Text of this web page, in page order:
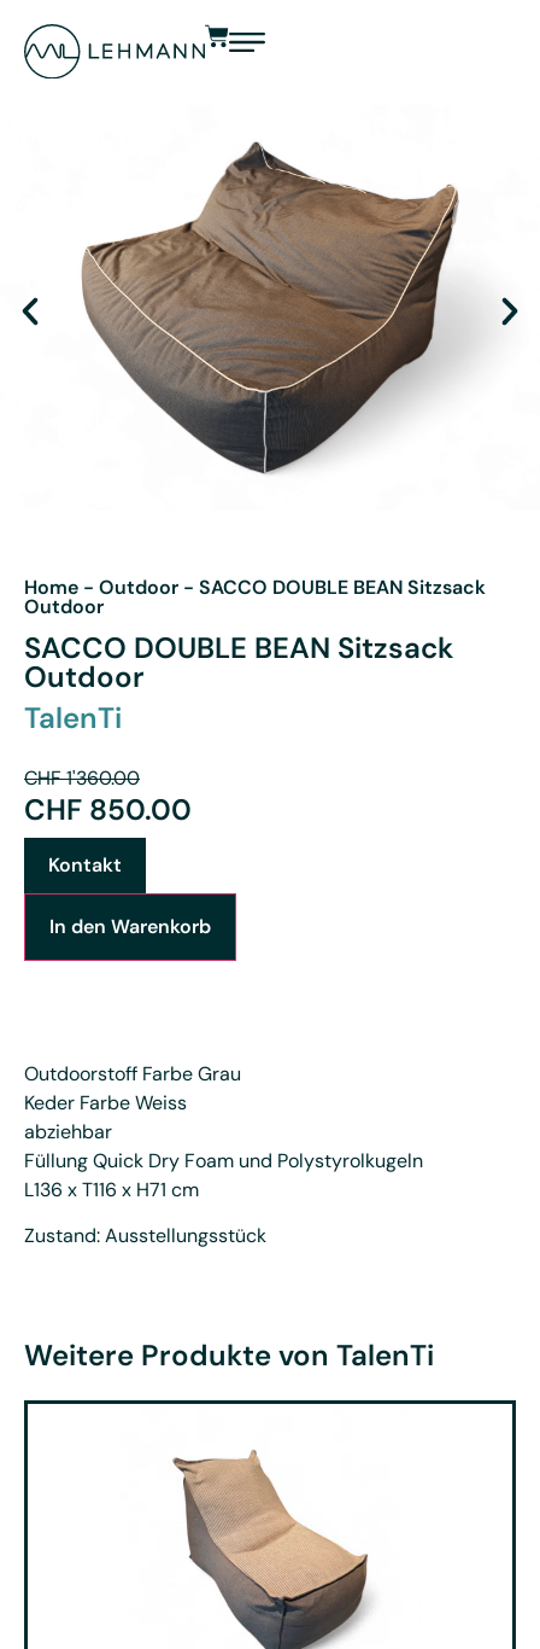
Home - Outdoor - SACCO DOUBLE BEAN Sitzsack
Outdoor
SACCO DOUBLE BEAN Sitzsack
Outdoor
TalenTi
CHF1'360.00
CHF 850.00
Kontakt
In den Warenkorb
Outdoorstoff Farbe Grau
Keder Farbe Weiss
abziehbar
Füllung Quick Dry Foam und Polystyrolkugeln
L136 x T116 x H71 cm
Zustand: Ausstellungsstück
Weitere Produkte von TalenTi